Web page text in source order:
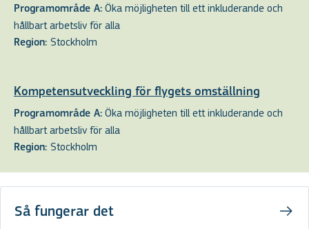
Programområde A: Öka möjligheten till ett inkluderande och
hållbart arbetsliv för alla
Region: Stockholm
Kompetensutveckling för flygets omställning
Programområde A: Öka möjligheten till ett inkluderande och
hållbart arbetsliv för alla
Region: Stockholm
Så fungerar det